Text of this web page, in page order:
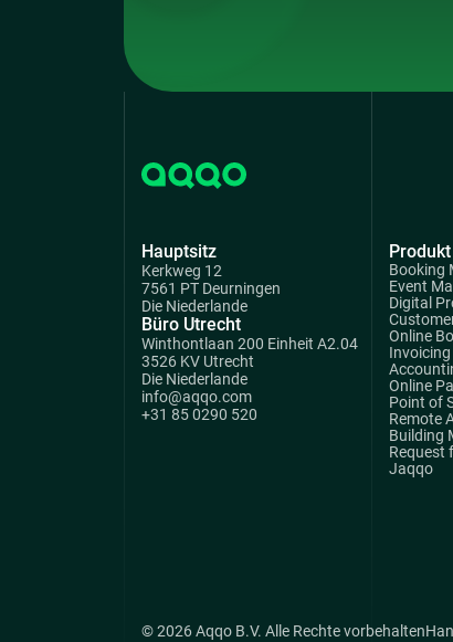
Hauptsitz
Kerkweg 12
7561 PT Deurningen
Die Niederlande
Büro Utrecht
Winthontlaan 200 Einheit A2.04
3526 KV Utrecht
Die Niederlande
info@aqqo.com
+31 85 0290 520
Produkt
Booking
Event
Digital
Online
Invoicing
Online
Point of
Remote
Building
Request
Jaqqo
© 2026 Aqqo B.V. Alle Rechte vorbehalten